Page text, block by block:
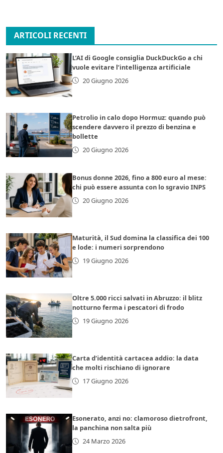
ARTICOLI RECENTI
L’AI di Google consiglia DuckDuckGo a chi
vuole evitare l’intelligenza artificiale
20 Giugno 2026
Petrolio in calo dopo Hormuz: quando può
scendere davvero il prezzo di benzina e
bollette
20 Giugno 2026
Bonus donne 2026, fino a 800 euro al mese:
chi può essere assunta con lo sgravio INPS
20 Giugno 2026
Maturità, il Sud domina la classifica dei 100
e lode: i numeri sorprendono
19 Giugno 2026
Oltre 5.000 ricci salvati in Abruzzo: il blitz
notturno ferma i pescatori di frodo
19 Giugno 2026
Carta d’identità cartacea addio: la data
che molti rischiano di ignorare
17 Giugno 2026
Esonerato, anzi no: clamoroso dietrofront,
la panchina non salta più
24 Marzo 2026